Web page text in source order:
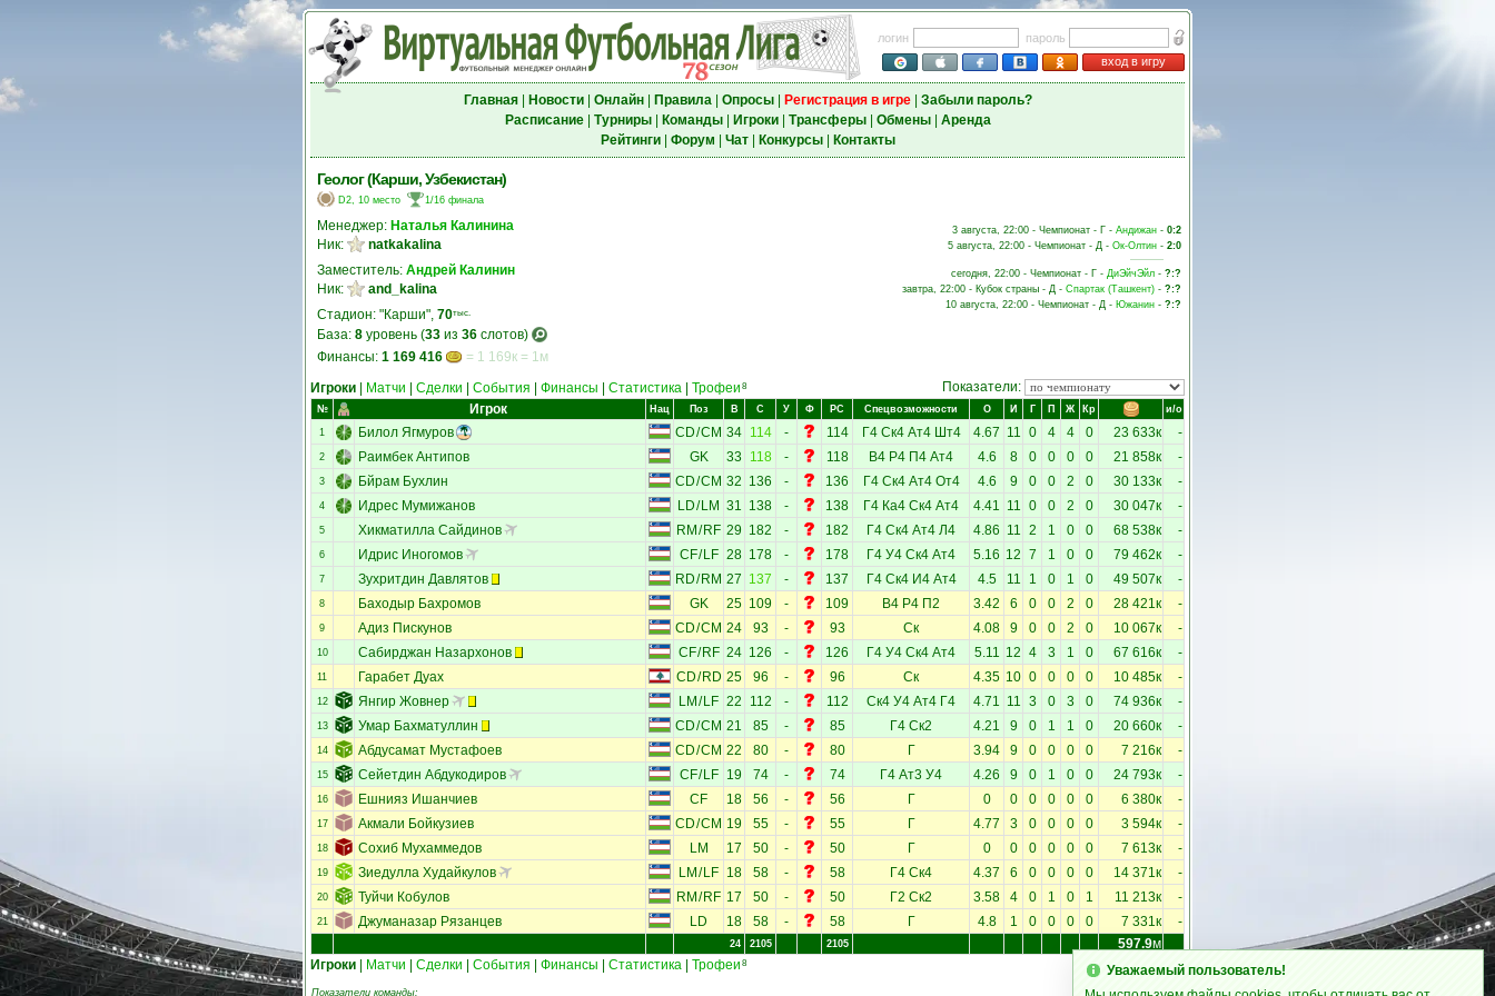
логин
пароль
вход в игру
Главная| Новости| Онлайн| Правила| Опросы| Регистрация в игре| Забыли пароль?
Расписание| Турниры| Команды| Игроки| Трансферы| Обмены| Аренда
Рейтинги| Форум Чат| Конкурсы| Контакты
Геолог (Карши, Узбекистан)
D2, 10 место 1/16 финала
Менеджер: Наталья Калинина
Ник:
natkakalina
Заместитель: Андрeй Кaлинин
Ник:
and_kalina
Стадион: "Карши", 70тыс.
База: 8 уровень (33 из 36 слотов)
Финансы: 1 169 416 = 1 169к = 1м
3 августа, 22:00 - Чемпионат - Г - Андижан - 0:2
5 августа, 22:00 - Чемпионат - Д - Ок-Олтин - 2:0
сегодня, 22:00 - Чемпионат - Г - ДиЭйчЭйл - ?:?
завтра, 22:00 - Кубок страны - Д - Спартак (Ташкент) - ?:?
10 августа, 22:00 - Чемпионат - Д - Южанин - ?:?
Игроки Матчи Сделки События Финансы Статистика Трофеи 8 Показатели:
№ Игрок Нац Поз В С У Ф РС Спецвозможности О И Г П Ж Кр и/о
1 Билол Ягмуров CD/CM 34 114 - 114 Г4 Ск4 Ат4 Шт4 4.67 11 0 4 4 0 23 633к -
2 Раимбек Антипов GK 33 118 - 118 В4 Р4 П4 Ат4 4.6 8 0 0 0 0 21 858к -
3 Бйрам Бухлин CD/CM 32 136 - 136 Г4 Ск4 Ат4 От4 4.6 9 0 0 2 0 30 133к -
4 Идрес Мумижанов LD/ LM 31 138 - 138 Г4 Ка4 Ск4 Ат4 4.41 11 0 0 2 0 30 047к -
5 Хикматилла Сайдинов RM / RF 29 182 - 182 Г4 Ск4 Ат4 Л4 4.86 11 2 1 0 0 68 538к -
6 Идрис Иногомов CF/LF 28 178 - 178 Г4 У4 Ск4 Ат4 5.16 12 7 1 0 0 79 462к -
7 Зухритдин Давлятов RD/ RM 27 137 - 137 Г4 Ск4 И4 Ат4 4.5 11 1 0 1 0 49 507к -
8 Баходыр Бахромов GK 25 109 - 109 В4 Р4 П2 3.42 6 0 0 2 0 28 421к -
9 Адиз Пискунов CD/CM 24 93 - 93 Ск 4.08 9 0 0 2 0 10 067к -
10 Сабирджан Назархонов CF/RF 24 126 - 126 Г4 У4 Ск4 Ат4 5.11 12 4 3 1 0 67 616к -
11 Гарабет Дуах CD/RD 25 96 - 96 Ск 4.35 10 0 0 0 0 10 485к -
12 Янгир Жовнер LM / LF 22 112 - 112 Ск4 У4 Ат4 Г4 4.71 11 3 0 3 0 74 936к -
13 Умар Бахматуллин CD/CM 21 85 - 85 Г4 Ск2 4.21 9 0 1 1 0 20 660к -
14 Абдусамат Мустафоев CD/CM 22 80 - 80 Г 3.94 9 0 0 0 0 7 216к -
15 Сейетдин Абдукодиров CF/LF 19 74 - 74 Г4 Ат3 У4 4.26 9 0 1 0 0 24 793к -
16 Ешнияз Ишанчиев CF 18 56 - 56 Г 0 0 0 0 0 0 6 380к -
17 Акмали Бойкузиев CD/CM 19 55 - 55 Г 4.77 3 0 0 0 0 3 594к -
18 Сохиб Мухаммедов LM 17 50 - 50 Г 0 0 0 0 0 0 7 613к -
19 Зиедулла Худайкулов LM / LF 18 58 - 58 Г4 Ск4 4.37 6 0 0 0 0 14 371к -
20 Туйчи Кобулов RM / RF 17 50 - 50 Г2 Ск2 3.58 4 0 1 0 1 11 213к -
21 Джуманазар Рязанцев LD 18 58 - 58 Г 4.8 1 0 0 0 0 7 331к -
24 2105 2105 597.9м
Игроки
Матчи Сделки События Финансы Статистика Трофеи 8
Показатели команды:
Уважаемый пользователь!